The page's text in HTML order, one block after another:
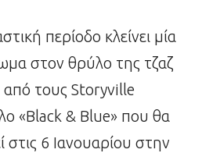
περίοδο κλείνει μία
στον θρύλο της τζαζ
τους Storyville
«Black & Blue» που θα
στις 6 Ιανουαρίου στην